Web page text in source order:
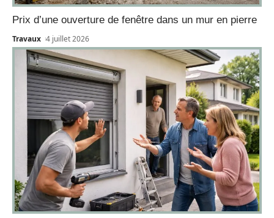
Prix d’une ouverture de fenêtre dans un mur en pierre
Travaux 4 juillet 2026